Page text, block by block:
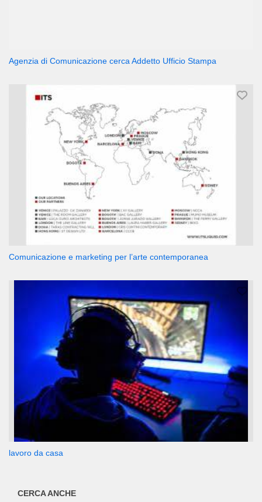
Agenzia di Comunicazione cerca Addetto Ufficio Stampa
Comunicazione e marketing per l’arte contemporanea
lavoro da casa
CERCA ANCHE